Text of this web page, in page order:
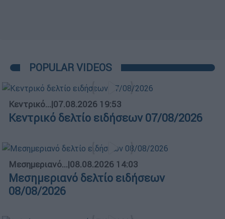
POPULAR VIDEOS
Κεντρικό...|07.08.2026 19:53
Κεντρικό δελτίο ειδήσεων 07/08/2026
Μεσημεριανό...|08.08.2026 14:03
Μεσημεριανό δελτίο ειδήσεων
08/08/2026